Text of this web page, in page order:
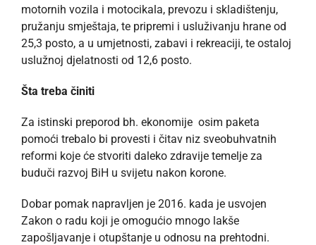
motornih vozila i motocikala, prevozu i skladištenju,
pružanju smještaja, te pripremi i usluživanju hrane od
25,3 posto, a u umjetnosti, zabavi i rekreaciji, te ostaloj
uslužnoj djelatnosti od 12,6 posto.
Šta treba činiti
Za istinski preporod bh. ekonomije osim paketa
pomoći trebalo bi provesti i čitav niz sveobuhvatnih
reformi koje će stvoriti daleko zdravije temelje za
buduči razvoj BiH u svijetu nakon korone.
Dobar pomak napravljen je 2016. kada je usvojen
Zakon o radu koji je omogućio mnogo lakše
zapošljavanje i otupštanje u odnosu na prehtodni.